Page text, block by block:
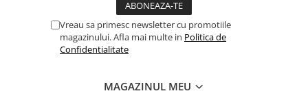
Vreau sa primesc newsletter cu promotiile
magazinului. Afla mai multe in Politica de
Confidentialitate
MAGAZINUL MEU